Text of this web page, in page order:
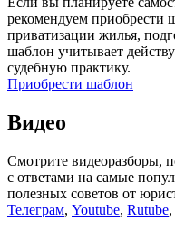
рекомендуем приобрести
приватизации жилья,
шаблон учитывает
судебную практику.
Приобрести шаблон
Видео
Смотрите видеоразборы,
с ответами на самые
полезных советов от
Телеграм, Youtube, Rutube,